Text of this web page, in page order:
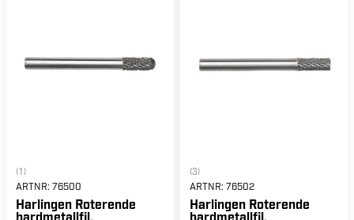
(1)
ARTNR: 76500
Harlingen Roterende
hardmetallfil,
(3)
ARTNR: 76502
Harlingen Roterende
hardmetallfil,